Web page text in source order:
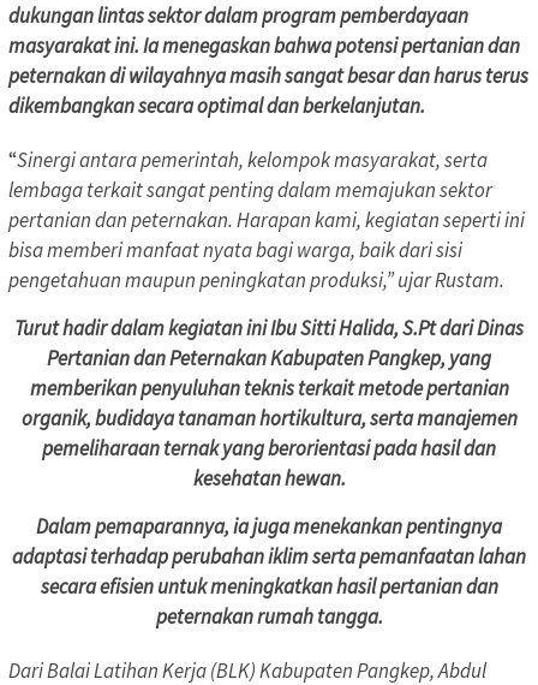
dukungan lintas sektor dalam program pemberdayaan
masyarakat ini. Ia menegaskan bahwa potensi pertanian dan
peternakan di wilayahnya masih sangat besar dan harus terus
dikembangkan secara optimal dan berkelanjutan.
“Sinergi antara pemerintah, kelompok masyarakat, serta
lembaga terkait sangat penting dalam memajukan sektor
pertanian dan peternakan. Harapan kami, kegiatan seperti ini
bisa memberi manfaat nyata bagi warga, baik dari sisi
pengetahuan maupun peningkatan produksi,” ujar Rustam.
Turut hadir dalam kegiatan ini Ibu Sitti Halida, S.Pt dari Dinas
Pertanian dan Peternakan Kabupaten Pangkep, yang
memberikan penyuluhan teknis terkait metode pertanian
organik, budidaya tanaman hortikultura, serta manajemen
pemeliharaan ternak yang berorientasi pada hasil dan
kesehatan hewan.
Dalam pemaparannya, ia juga menekankan pentingnya
adaptasi terhadap perubahan iklim serta pemanfaatan lahan
secara efisien untuk meningkatkan hasil pertanian dan
peternakan rumah tangga.
Dari Balai Latihan Kerja (BLK) Kabupaten Pangkep, Abdul